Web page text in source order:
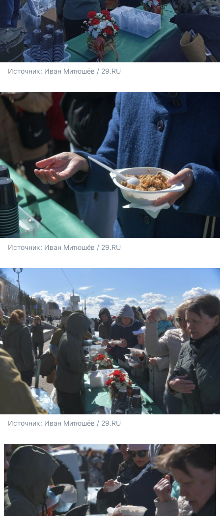
Источник: Иван Митюшёв / 29.RU
Источник: Иван Митюшёв / 29.RU
Источник: Иван Митюшёв / 29.RU